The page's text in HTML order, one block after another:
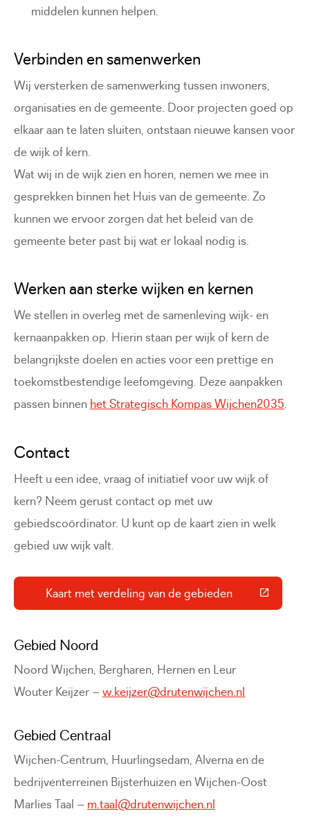
middelen kunnen helpen.
Verbinden en samenwerken
Wij versterken de samenwerking tussen inwoners,
organisaties en de gemeente. Door projecten goed op
elkaar aan te laten sluiten, ontstaan nieuwe kansen voor
de wijk of kern.
Wat wij in de wijk zien en horen, nemen we mee in
gesprekken binnen het Huis van de gemeente. Zo
kunnen we ervoor zorgen dat het beleid van de
gemeente beter past bij wat er lokaal nodig is.
Werken aan sterke wijken en kernen
We stellen in overleg met de samenleving wijk- en
kernaanpakken op. Hierin staan per wijk of kern de
belangrijkste doelen en acties voor een prettige en
toekomstbestendige leefomgeving. Deze aanpakken
passen binnen het Strategisch Kompas Wijchen2035.
Contact
Heeft u een idee, vraag of initiatief voor uw wijk of
kern? Neem gerust contact op met uw
gebiedscoördinator. U kunt op de kaart zien in welk
gebied uw wijk valt.
Kaart met verdeling van de gebieden
(Deze link gaat naar een externe
Gebied Noord
Noord Wijchen, Bergharen, Hernen en Leur
Wouter Keijzer – w.keijzer@drutenwijchen.nl
Gebied Centraal
Wijchen-Centrum, Huurlingsedam, Alverna en de
bedrijventerreinen Bijsterhuizen en Wijchen-Oost
Marlies Taal – m.taal@drutenwijchen.nl